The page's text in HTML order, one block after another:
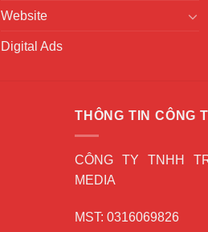
Website
Digital Ads
THÔNG TIN CÔNG
CÔNG TY TNHH
MEDIA
MST: 0316069826